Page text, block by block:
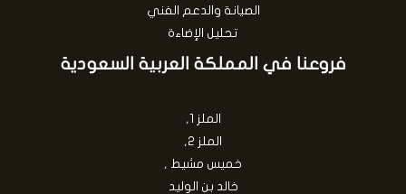
الصيانة والدعم الفني
تحليل الإضاءة
فروعنا في المملكة العربية السعودية
الملز 1,
الملز 2,
خميس مشيط ,
خالد بن الوليد